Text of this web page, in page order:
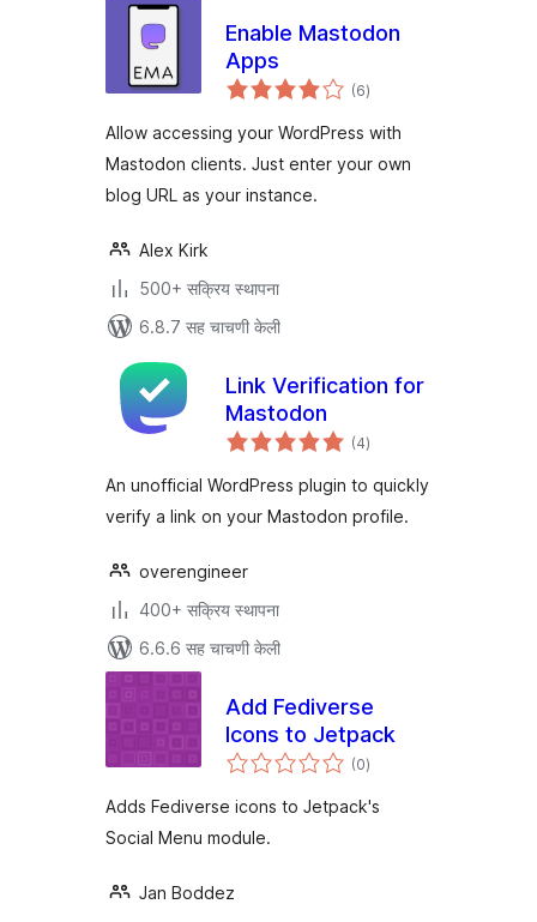
Enable Mastodon
Apps
(6एकूण
मूल्यांकन
)
Allow accessing your WordPress with
Mastodon clients. Just enter your own
blog URL as your instance.
Alex Kirk
500+ सक्रिय स्थापना
6.8.7 सह चाचणी केली
Link Verification for
Mastodon
(4एकूण
मूल्यांकन
)
An unofficial WordPress plugin to quickly
verify a link on your Mastodon profile.
overengineer
400+ सक्रिय स्थापना
6.6.6 सह चाचणी केली
Add Fediverse
Icons to Jetpack
(0एकूण
मूल्यांकन
)
Adds Fediverse icons to Jetpack's
Social Menu module.
Jan Boddez